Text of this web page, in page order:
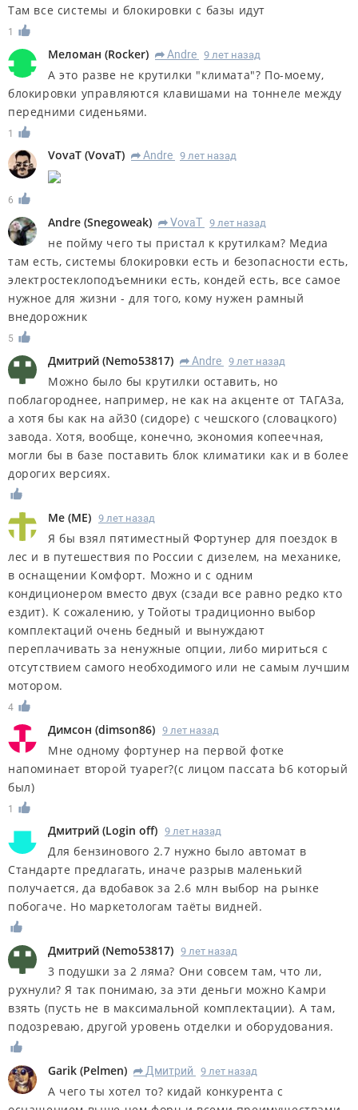
Там все системы и блокировки с базы идут
1
Меломан (Rocker) R Andre 9 лет назад
А это разве не крутилки "климата"? По-моему,
блокировки управляются клавишами на тоннеле между
передними сиденьями.
1
VovaT (VovaT) R Andre 9 лет назад
6
Andre (Snegoweak) R VovaT 9 лет назад
не пойму чего ты пристал к крутилкам? Медиа
там есть, системы блокировки есть и безопасности есть,
электростеклоподъемники есть, кондей есть, все самое
нужное для жизни - для того, кому нужен рамный
внедорожник
5
Дмитрий (Nemo53817) R Andre 9 лет назад
Можно было бы крутилки оставить, но
поблагороднее, например, не как на акценте от ТАГАЗа,
а хотя бы как на ай30 (сидоре) с чешского (словацкого)
завода. Хотя, вообще, конечно, экономия копеечная,
могли бы в базе поставить блок климатики как и в более
дорогих версиях.
Me (ME) 9 лет назад
Я бы взял пятиместный Фортунер для поездок в
лес и в путешествия по России с дизелем, на механике,
в оснащении Комфорт. Можно и с одним
кондиционером вместо двух (сзади все равно редко кто
ездит). К сожалению, у Тойоты традиционно выбор
комплектаций очень бедный и вынуждают
переплачивать за ненужные опции, либо мириться с
отсутствием самого необходимого или не самым лучшим
мотором.
4
Димсон (dimson86) 9 лет назад
Мне одному фортунер на первой фотке
напоминает второй туарег?(с лицом пассата b6 который
был)
1
Дмитрий (Login оff) 9 лет назад
Для бензинового 2.7 нужно было автомат в
Стандарте предлагать, иначе разрыв маленький
получается, да вдобавок за 2.6 млн выбор на рынке
побогаче. Но маркетологам таёты видней.
Дмитрий (Nemo53817) 9 лет назад
3 подушки за 2 ляма? Они совсем там, что ли,
рухнули? Я так понимаю, за эти деньги можно Камри
взять (пусть не в максимальной комплектации). А там,
подозреваю, другой уровень отделки и оборудования.
Garik (Pelmen) R Дмитрий 9 лет назад
А чего ты хотел то? кидай конкурента с